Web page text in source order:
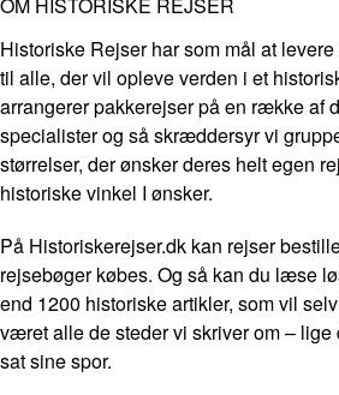
Historiske Rejser har som mål at
til alle, der vil opleve verden i et
arrangerer pakkerejser på en række af
specialister og så skræddersyr vi
størrelser, der ønsker deres helt egen
historiske vinkel I ønsker.
På Historiskerejser.dk kan rejser
rejsebøger købes. Og så kan du læse
end 1200 historiske artikler, som vil
været alle de steder vi skriver om – lige
sat sine spor.